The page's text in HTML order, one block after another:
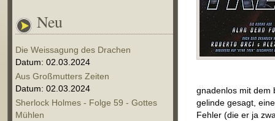
Neu
Die Weissagung des Drachen
Datum: 02.03.2024
Aus Großmutters Zeiten
Datum: 02.03.2024
Sherlock Holmes - Folge 59 - Gottes
Mühlen
gnadenlos mit dem
gelinde gesagt,
Fehler (die er ja